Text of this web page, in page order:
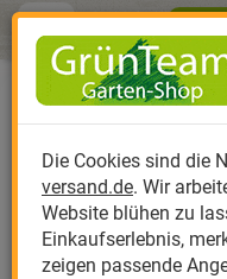
Produktkatalog
Nützlinge
Hersteller
0
Menü
Die Cookies sind die
versand.de. Wir
Website blühen zu
Einkaufserlebnis,
zeigen passende